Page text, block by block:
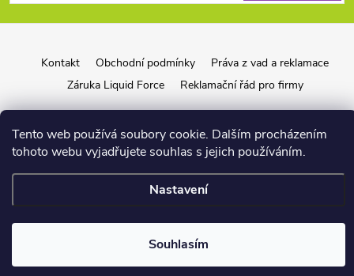
Tento web používá soubory cookie. Dalším procházením
tohoto webu vyjadřujete souhlas s jejich používáním.
Nastavení
Souhlasím
p
t
Kontakt Obchodní podmínky
Práva z vad a reklamace
Záruka Liquid Force
Reklamační řád pro firmy